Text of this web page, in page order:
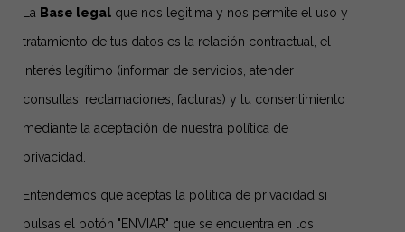
La Base legal que nos legitima y nos permite el uso y
tratamiento de tus datos es la relación contractual, el
interés legítimo (informar de servicios, atender
consultas, reclamaciones, facturas) y tu consentimiento
mediante la aceptación de nuestra política de
privacidad.
Entendemos que aceptas la política de privacidad si
pulsas el botón "ENVIAR" que se encuentra en los